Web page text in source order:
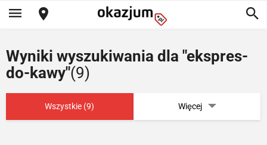
Wyniki wyszukiwania dla "ekspres-
do-kawy"(9)
Wszystkie (9) Więcej